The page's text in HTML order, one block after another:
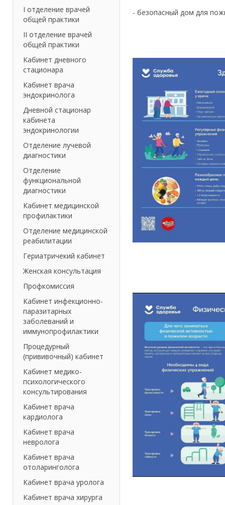
- безопасный дом для
I отделение врачей
общей практики
II отделение врачей
общей практики
Кабинет дневного
стационара
Кабинет врача
эндокринолога
Дневной стационар
кабинета
эндокринологии
Отделение лучевой
диагностики
Отделение
функциональной
диагностики
Кабинет медицинской
профилактики
Отделение медицинской
реабилитации
Гериатричекий кабинет
Женская консультация
Профкомиссия
Кабинет инфекционно-
паразитарных
заболеваний и
иммунопрофилактики
Процедурный
(прививочный) кабинет
Кабинет медико-
психологического
консультирования
Кабинет врача
кардиолога
Кабинет врача
невролога
Кабинет врача
отоларинголога
Кабинет врача уролога
Кабинет врача хирурга